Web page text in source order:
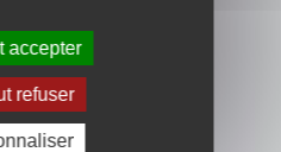
exports
accepter
refuser